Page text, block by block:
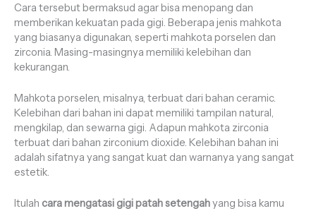
Cara tersebut bermaksud agar bisa menopang dan
memberikan kekuatan pada gigi. Beberapa jenis mahkota
yang biasanya digunakan, seperti mahkota porselen dan
zirconia. Masing-masingnya memiliki kelebihan dan
kekurangan.
Mahkota porselen, misalnya, terbuat dari bahan ceramic.
Kelebihan dari bahan ini dapat memiliki tampilan natural,
mengkilap, dan sewarna gigi. Adapun mahkota zirconia
terbuat dari bahan zirconium dioxide. Kelebihan bahan ini
adalah sifatnya yang sangat kuat dan warnanya yang sangat
estetik.
Itulah cara mengatasi gigi patah setengahyang bisa kamu